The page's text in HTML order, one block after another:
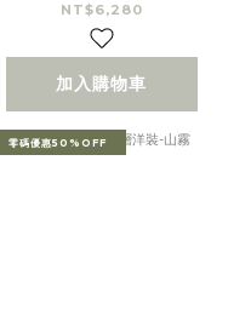
NT$6,280
加入購物車
零碼優惠50%OFF